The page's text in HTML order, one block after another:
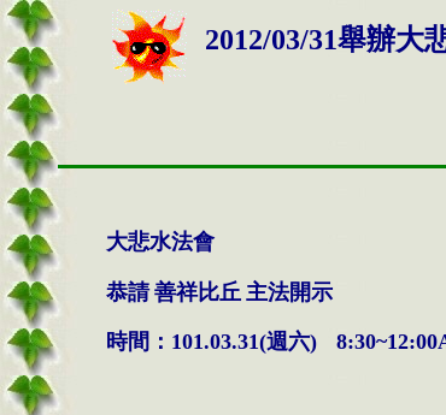
2012/03/31舉辦大
大悲水法會
恭請善祥比丘主法開示
時間： 101.03.31(週六)